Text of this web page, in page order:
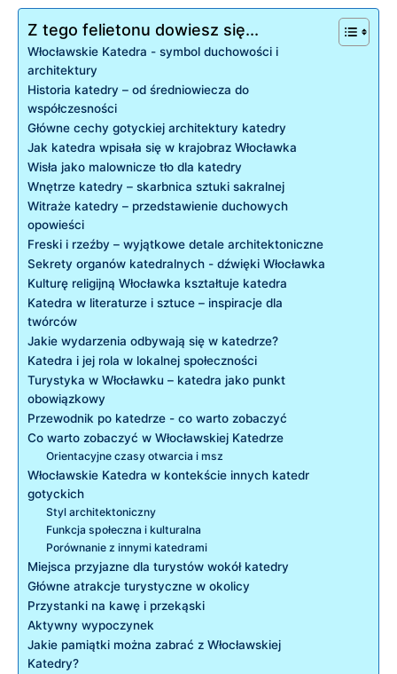
Z tego felietonu dowiesz się...
Włocławskie ​Katedra -⁣ symbol ⁢duchowości i
⁣architektury
Historia katedry – od średniowiecza do‌
współczesności
Główne cechy ⁢gotyckiej architektury katedry
Jak katedra wpisała się w krajobraz Włocławka
Wisła jako ⁣malownicze tło ‌dla katedry
Wnętrze‍ katedry – skarbnica ​sztuki sakralnej
Witraże katedry – ​przedstawienie duchowych
opowieści
Freski i rzeźby – wyjątkowe detale ​architektoniczne
Sekrety⁣ organów katedralnych ⁤- dźwięki ‌Włocławka
Kulturę religijną Włocławka kształtuje katedra
Katedra w ​literaturze i sztuce – inspiracje ⁣dla
twórców
Jakie⁤ wydarzenia odbywają‌ się w katedrze?
Katedra i jej rola w​ lokalnej⁢ społeczności
Turystyka w‌ Włocławku – katedra jako punkt
obowiązkowy
Przewodnik ⁣po katedrze⁢ -⁤ co warto zobaczyć
Co warto zobaczyć ‍w Włocławskiej Katedrze
Orientacyjne czasy otwarcia i msz
Włocławskie Katedra​ w​ kontekście innych katedr
gotyckich
Styl⁣ architektoniczny
Funkcja społeczna i ‌kulturalna
Porównanie z⁢ innymi katedrami
Miejsca przyjazne⁣ dla‍ turystów⁢ wokół katedry
Główne atrakcje⁢ turystyczne w okolicy
Przystanki na kawę i przekąski
Aktywny wypoczynek
Jakie ​pamiątki ​można zabrać z Włocławskiej
Katedry?